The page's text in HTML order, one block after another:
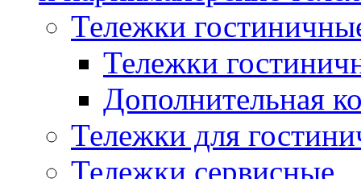
Тележки
Тележки
Дополнительная
Тележки для
Тележки сервисные